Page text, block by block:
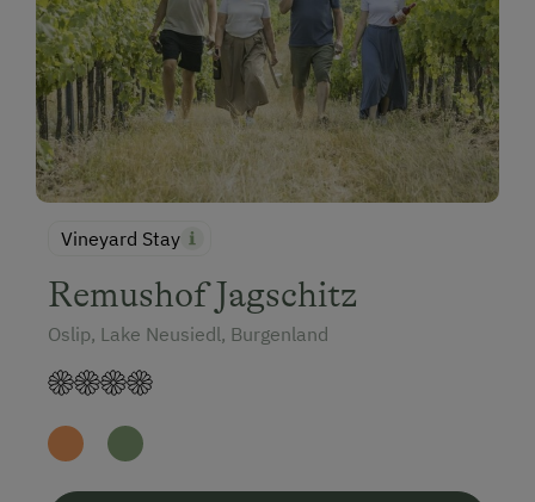
Vineyard Stay
Remushof Jagschitz
Oslip, Lake Neusiedl, Burgenland